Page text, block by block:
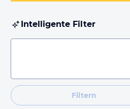
Intelligente Filter
Filtern